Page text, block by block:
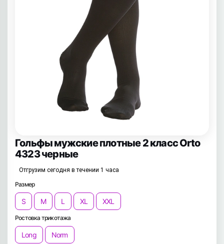
Гольфы мужские плотные 2 класс Orto
4323 черные
Отгрузим сегодня в течении 1 часа
Размер
S M L XL XXL
Ростовка трикотажа
Long Norm